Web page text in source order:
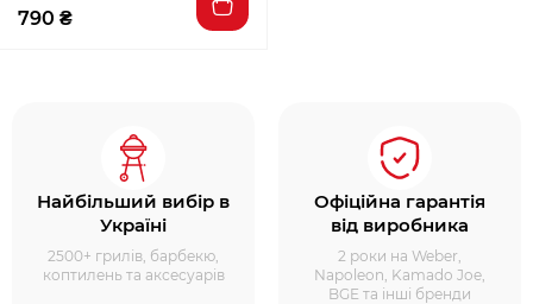
790 ₴
Найбільший вибір в
Україні
2500+ грилів, барбекю,
коптилень та аксесуарів
Офіційна гарантія
від виробника
2 роки на Weber,
Napoleon, Kamado Joe,
BGE та інші бренди